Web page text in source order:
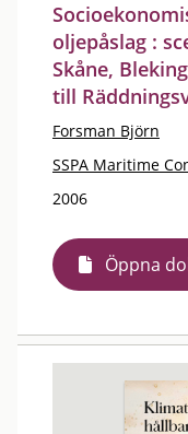
oljepåslag :
Skåne,
till
Forsman Björn
SSPA Maritime
2006
Öppna